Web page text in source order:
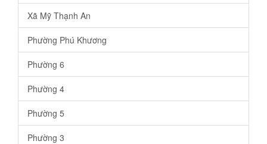
Xã Mỹ Thạnh An
Phường Phú Khương
Phường 6
Phường 4
Phường 5
Phường 3